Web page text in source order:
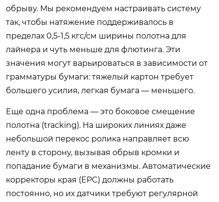
обрыву. Мы рекомендуем настраивать систему
так, чтобы натяжение поддерживалось в
пределах 0,5-1,5 кгс/см ширины полотна для
лайнера и чуть меньше для флютинга. Эти
значения могут варьироваться в зависимости от
грамматуры бумаги: тяжелый картон требует
большего усилия, легкая бумага — меньшего.
Еще одна проблема — это боковое смещение
полотна (tracking). На широких линиях даже
небольшой перекос ролика направляет всю
ленту в сторону, вызывая обрыв кромки и
попадание бумаги в механизмы. Автоматические
корректоры края (EPC) должны работать
постоянно, но их датчики требуют регулярной